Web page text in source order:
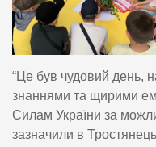
“Це був чудовий день,
знаннями та щирими
Силам України за
зазначили в